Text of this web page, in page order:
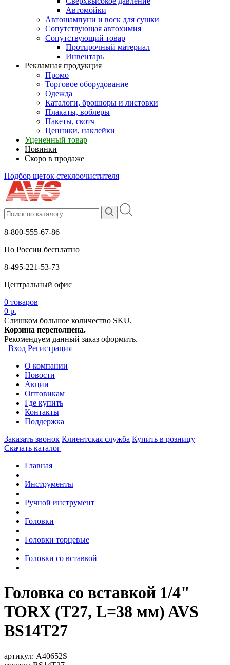
Автомойки
Автошампуни и воск для сушки
Сопутствующая автохимия
Сопутствующий товар
Протирочный материал
Инвентарь
Рекламная продукция
Промо
Торговое оборудование
Одежда
Каталоги, брошюры и листовки
Плакаты, воблеры
Пакеты, скотч
Ценники, наклейки
Уцененный товар
Новинки
Скоро в продаже
Подбор щеток стеклоочистителя
8-800-555-67-86
По России бесплатно
8-495-221-53-73
Центральный офис
0 товаров
0 р.
Слишком большое количество SKU.
Корзина переполнена.
Рекомендуем данный заказ оформить.
Вход Регистрация
О компании
Новости
Акции
Оптовикам
Где купить
Контакты
Поддержка
Заказать звонок Клиентская служба Купить в розницу
Скачать каталог
Главная
Инструменты
Ручной инструмент
Головки
Головки торцевые
Головки со вставкой
Головка со вставкой 1/4"
TORX (T27, L=38 мм) AVS
BS14T27
артикул: A40652S